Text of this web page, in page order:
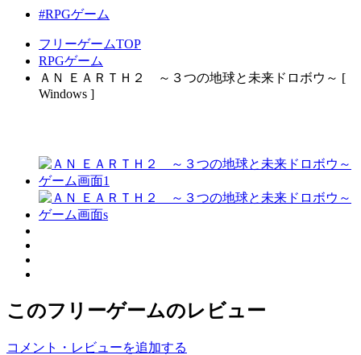
#RPGゲーム
フリーゲームTOP
RPGゲーム
ＡＮ ＥＡＲＴＨ２ ～３つの地球と未来ドロボウ～ [
Windows ]
このフリーゲームのレビュー
コメント・レビューを追加する